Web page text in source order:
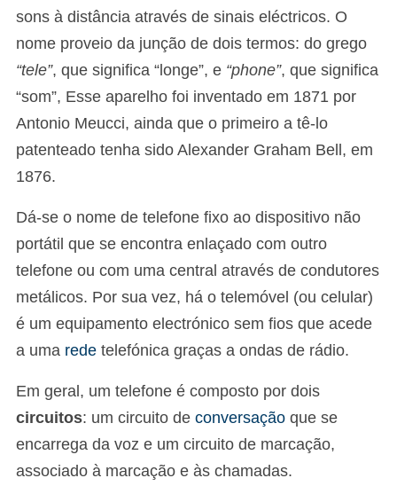
sons à distância através de sinais eléctricos. O
nome proveio da junção de dois termos: do grego
“tele”, que significa “longe”, e “phone”, que significa
“som”, Esse aparelho foi inventado em 1871 por
Antonio Meucci, ainda que o primeiro a tê-lo
patenteado tenha sido Alexander Graham Bell, em
1876.
Dá-se o nome de telefone fixo ao dispositivo não
portátil que se encontra enlaçado com outro
telefone ou com uma central através de condutores
metálicos. Por sua vez, há o telemóvel (ou celular)
é um equipamento electrónico sem fios que acede
a uma rede telefónica graças a ondas de rádio.
Em geral, um telefone é composto por dois
circuitos: um circuito de conversação que se
encarrega da voz e um circuito de marcação,
associado à marcação e às chamadas.